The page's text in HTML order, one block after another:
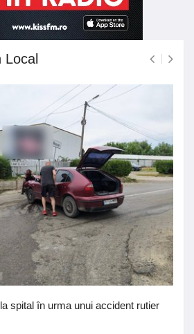
Local
spital în urma unui accident rutier